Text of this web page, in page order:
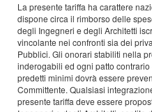
La presente tariffa ha carattere
dispone circa il rimborso delle
degli Ingegneri e degli Architetti
vincolante nei confronti sia dei
Pubblici. Gli onorari stabiliti nella
inderogabili ed ogni patto
predetti minimi dovrà essere
Committente. Qualsiasi
presente tariffa deve essere